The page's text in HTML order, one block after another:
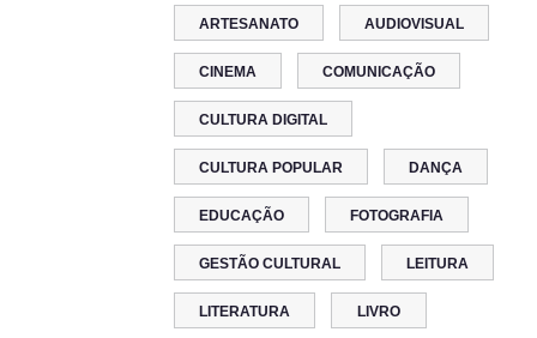
ARTESANATO AUDIOVISUAL
CINEMA COMUNICAÇÃO
CULTURA DIGITAL
CULTURA POPULAR DANÇA
EDUCAÇÃO FOTOGRAFIA
GESTÃO CULTURAL LEITURA
LITERATURA LIVRO